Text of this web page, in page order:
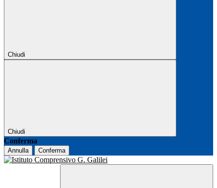
Chiudi
Chiudi
Conferma
Annulla Conferma